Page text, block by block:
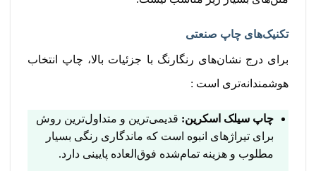
تکنیک‌های چاپ صنعتی
برای درج نشان‌های رنگارنگ با جزئیات بالا، چاپ انتخاب
هوشمندانه‌تری است :
چاپ سیلک اسکرین: قدیمی‌ترین و متداول‌ترین روش
برای تیراژهای انبوه است که ماندگاری رنگی بسیار
مطلوب و هزینه تمام‌شده فوق‌العاده پایینی دارد.